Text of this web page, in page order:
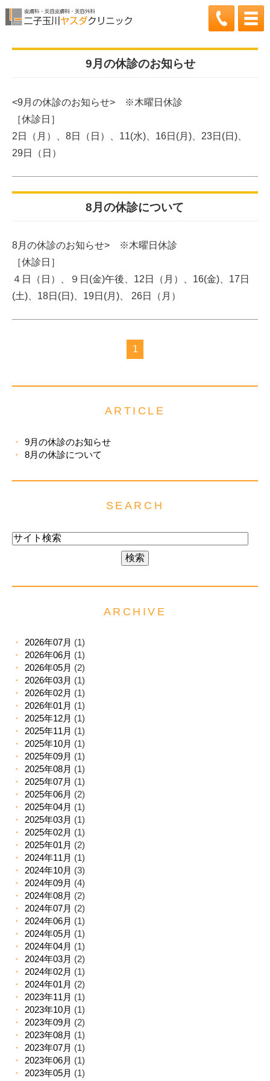
9月の休診のお知らせ
<9月の休診のお知らせ> ※木曜日休診
［休診日］
2日（月）、8日（日）、11(水)、16日(月)、23日(日)、
29日（日）
8月の休診について
8月の休診のお知らせ> ※木曜日休診
［休診日］
４日（日）、９日(金)午後、12日（月）、16(金)、17日
(土)、18日(日)、19日(月)、 26日（月）
1
ARTICLE
9月の休診のお知らせ
8月の休診について
SEARCH
ARCHIVE
2026年07月 (1)
2026年06月 (1)
2026年05月 (2)
2026年03月 (1)
2026年02月 (1)
2026年01月 (1)
2025年12月 (1)
2025年11月 (1)
2025年10月 (1)
2025年09月 (1)
2025年08月 (1)
2025年07月 (1)
2025年06月 (2)
2025年04月 (1)
2025年03月 (1)
2025年02月 (1)
2025年01月 (2)
2024年11月 (1)
2024年10月 (3)
2024年09月 (4)
2024年08月 (2)
2024年07月 (2)
2024年06月 (1)
2024年05月 (1)
2024年04月 (1)
2024年03月 (2)
2024年02月 (1)
2024年01月 (2)
2023年11月 (1)
2023年10月 (1)
2023年09月 (2)
2023年08月 (1)
2023年07月 (1)
2023年06月 (1)
2023年05月 (1)